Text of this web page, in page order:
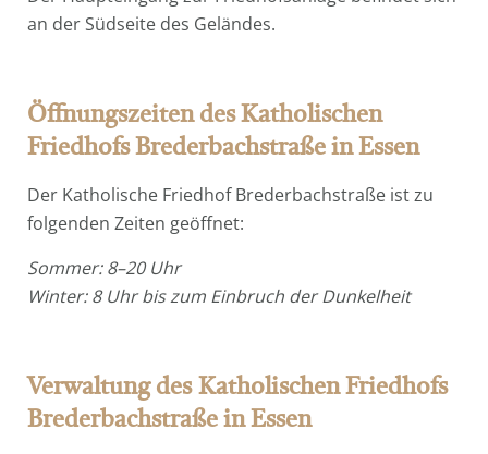
an der Südseite des Geländes.
Öffnungszeiten des Katholischen
Friedhofs Brederbachstraße in Essen
Der Katholische Friedhof Brederbachstraße ist zu
folgenden Zeiten geöffnet:
Sommer: 8–20 Uhr
Winter: 8 Uhr bis zum Einbruch der Dunkelheit
Verwaltung des Katholischen Friedhofs
Brederbachstraße in Essen